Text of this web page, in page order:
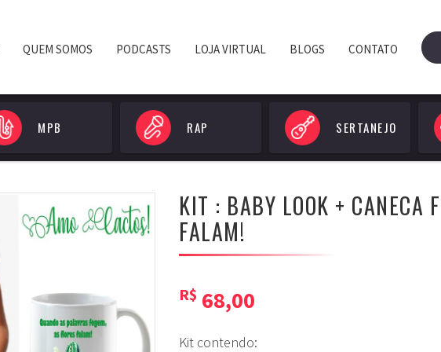
QUEM SOMOS PODCASTS LOJA VIRTUAL BLOGS CONTATO
MPB RAP SERTANEJO
KIT : BABY LOOK + CANECA
FALAM!
R$ 68,00
Kit contendo: